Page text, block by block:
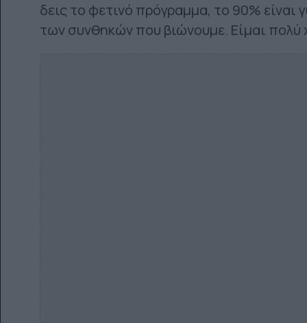
δεις το φετινό πρόγραμμα, το 90% είναι
των συνθηκών που βιώνουμε. Είμαι πολύ